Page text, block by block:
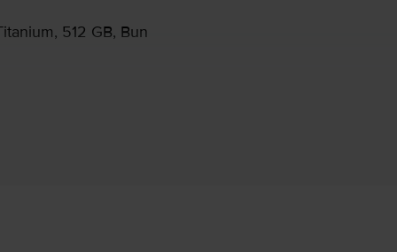
512 GB, Bun